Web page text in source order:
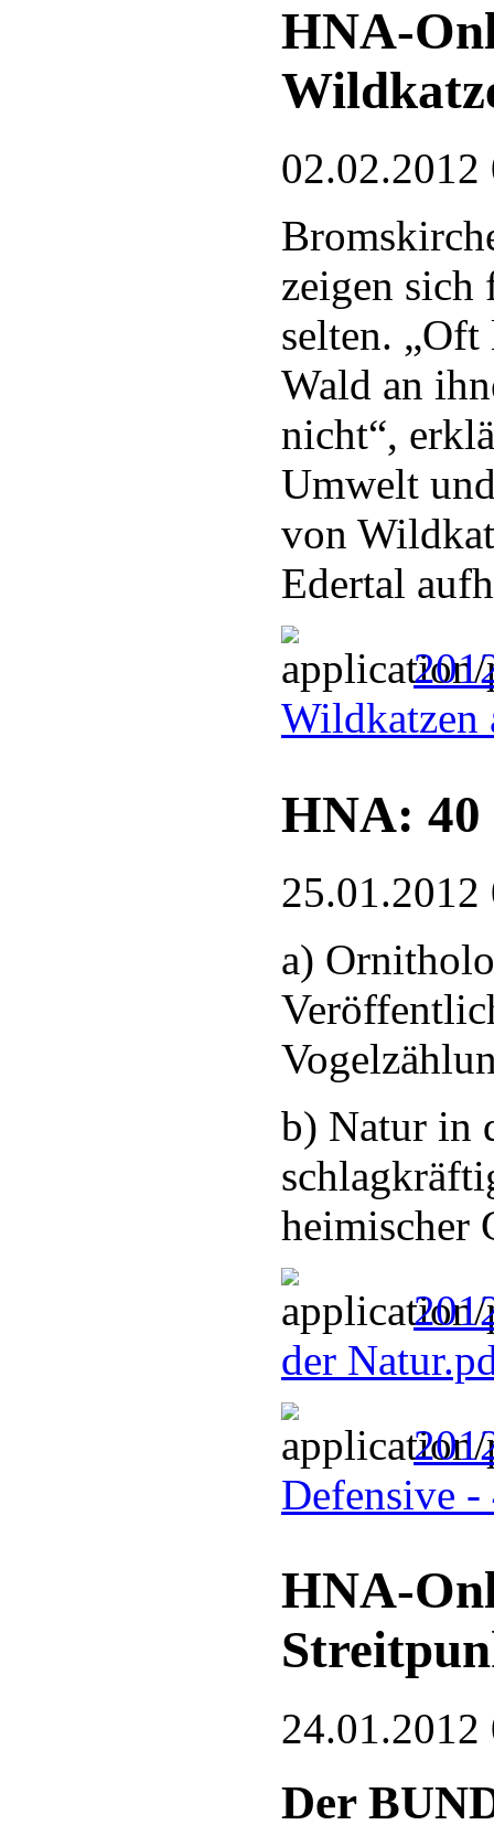
HNA-
02.02.2012
zeigen sich
selten.
Wald an
nicht“,
Umwelt
von
Edertal
Wildkatzen
HNA: 40
25.01.2012
a)
b) Natur in
heimischer
der
Defensive
HNA-
24.01.2012
Der